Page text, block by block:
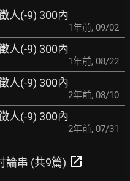
人(-9) 300內
1年前, 09/02
人(-9) 300內
1年前, 08/22
人(-9) 300內
2年前, 08/10
人(-9) 300內
2年前, 07/31
論串 (共9篇) open_in_new